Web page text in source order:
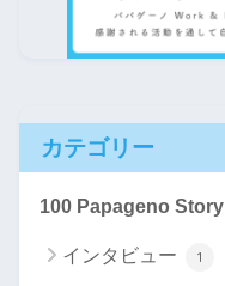
カテゴリー
100 Papageno Story
インタビュー 1